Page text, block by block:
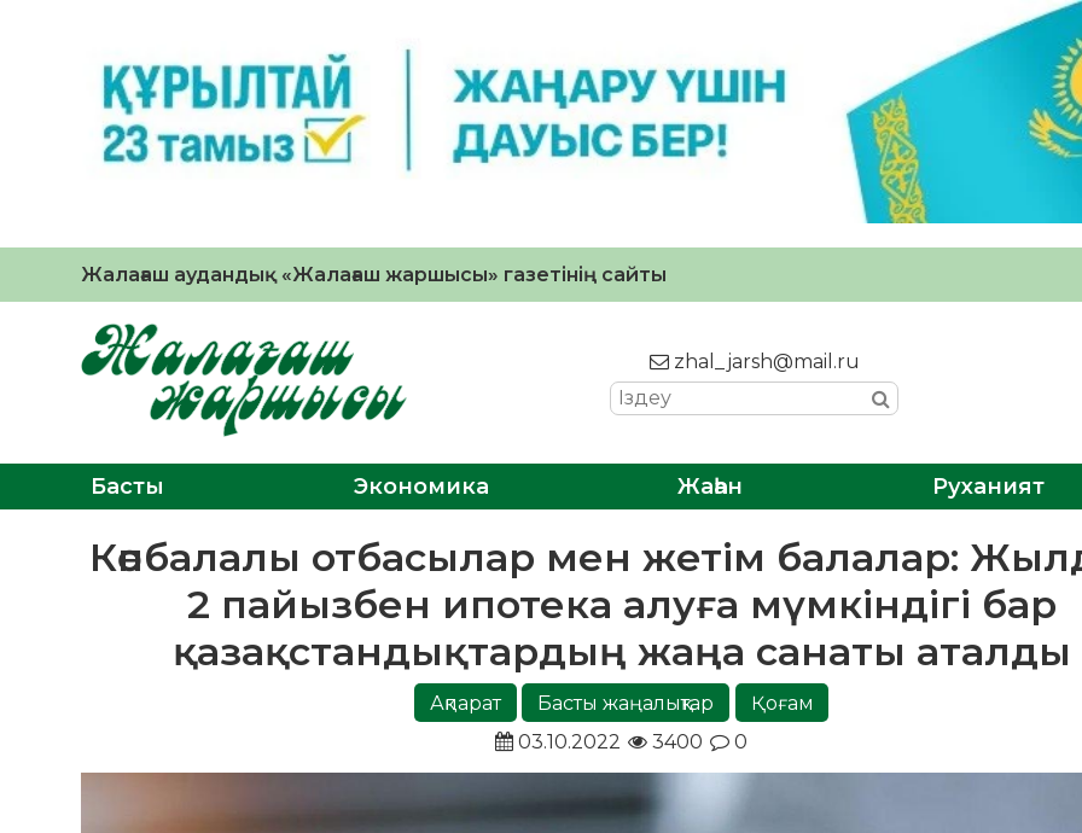
Жалағаш аудандық «Жалағаш жаршысы» газетінің сайты
zhal_jarsh@mail.ru
Басты Экономика Жаһан Руханият
Көпбалалы отбасылар мен жетім балалар:
2 пайызбен ипотека алуға мүмкіндігі бар
қазақстандықтардың жаңа санаты аталды
Ақпарат Басты жаңалықтар
Қоғам
03.10.2022
3400 0